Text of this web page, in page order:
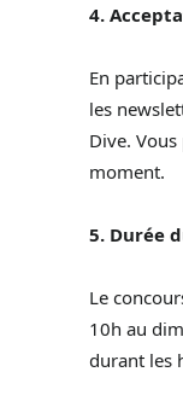
4.
En
les
Dive.
moment.
5. Durée
Le
10h au
durant les